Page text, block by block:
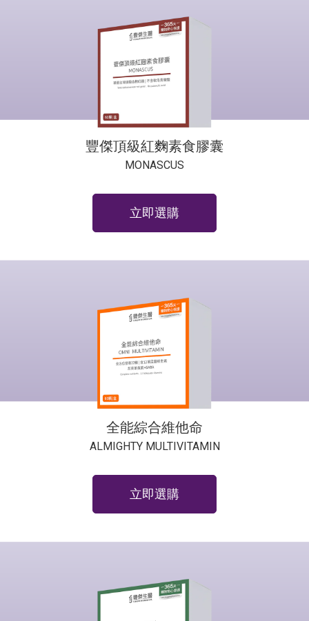
豐傑頂級紅麴素食膠囊
MONASCUS
立即選購
全能綜合維他命
ALMIGHTY MULTIVITAMIN
立即選購